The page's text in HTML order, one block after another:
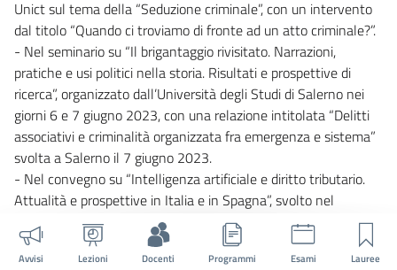
Unict sul tema della “Seduzione criminale”, con un intervento
dal titolo “Quando ci troviamo di fronte ad un atto criminale?”.
- Nel seminario su “Il brigantaggio rivisitato. Narrazioni,
pratiche e usi politici nella storia. Risultati e prospettive di
ricerca”, organizzato dall’Università degli Studi di Salerno nei
giorni 6 e 7 giugno 2023, con una relazione intitolata “Delitti
associativi e criminalità organizzata fra emergenza e sistema”
svolta a Salerno il 7 giugno 2023.
- Nel convegno su “Intelligenza artificiale e diritto tributario.
Attualità e prospettive in Italia e in Spagna”, svolto nel
Dipartimento di Scienze politiche e sociali dell’Università degli
Studi di Catania il 12 aprile 2024, nella qualità di coordinatore
del progetto di ricerca Re.Ne.Pro., nel cui ambito il convegno è
Avvisi Lezioni Docenti Programmi Esami Lauree